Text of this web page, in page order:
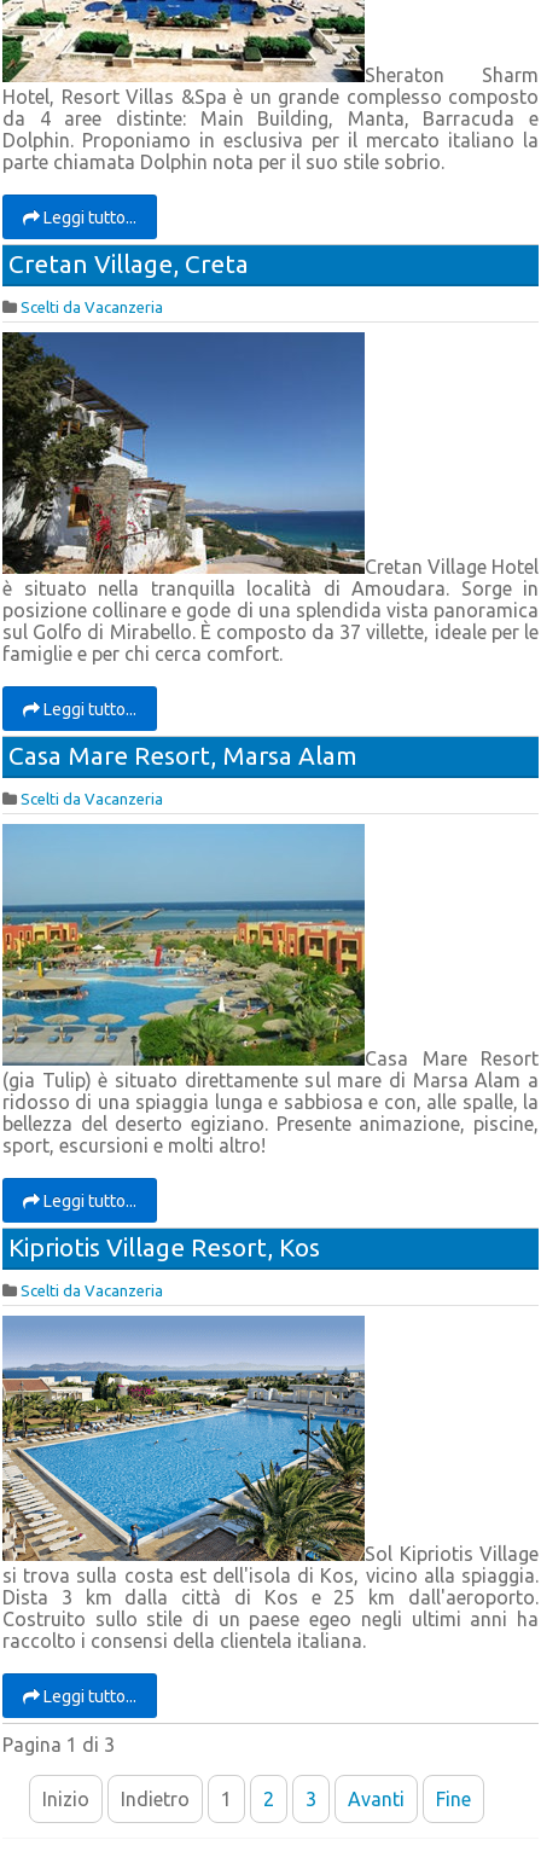
Sheraton Sharm
Hotel, Resort Villas &Spa è un grande complesso composto
da 4 aree distinte: Main Building, Manta, Barracuda e
Dolphin. Proponiamo in esclusiva per il mercato italiano la
parte chiamata Dolphin nota per il suo stile sobrio.
Leggi tutto...
Cretan Village, Creta
Scelti da Vacanzeria
Cretan Village Hotel
è situato nella tranquilla località di Amoudara. Sorge in
posizione collinare e gode di una splendida vista panoramica
sul Golfo di Mirabello. È composto da 37 villette, ideale per le
famiglie e per chi cerca comfort.
Leggi tutto...
Casa Mare Resort, Marsa Alam
Scelti da Vacanzeria
Casa Mare Resort
(gia Tulip) è situato direttamente sul mare di Marsa Alam a
ridosso di una spiaggia lunga e sabbiosa e con, alle spalle, la
bellezza del deserto egiziano. Presente animazione, piscine,
sport, escursioni e molti altro!
Leggi tutto...
Kipriotis Village Resort, Kos
Scelti da Vacanzeria
Sol Kipriotis Village
si trova sulla costa est dell'isola di Kos, vicino alla spiaggia.
Dista 3 km dalla città di Kos e 25 km dall'aeroporto.
Costruito sullo stile di un paese egeo negli ultimi anni ha
raccolto i consensi della clientela italiana.
Leggi tutto...
Pagina 1 di 3
Inizio Indietro 1 2 3 Avanti Fine